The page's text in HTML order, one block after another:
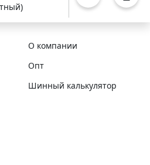
О компании
Опт
Шинный калькулятор